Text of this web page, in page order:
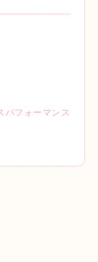
パフォーマンス